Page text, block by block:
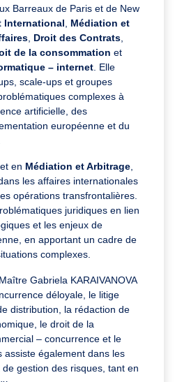
Barreaux de Paris et de New
International
Médiation et
Droit des Contrats
de la consommation et
– internet . Elle
scale-ups et groupes
complexes à
artificielle, des
européenne et du
et en Médiation et Arbitrage
les affaires internationales
opérations transfrontalières.
juridiques en lien
et les enjeux de
en apportant un cadre de
complexes.
Maître Gabriela KARAIVANOVA
déloyale, le litige
distribution, la rédaction de
le droit de la
– concurrence et le
assiste également dans les
gestion des risques, tant en